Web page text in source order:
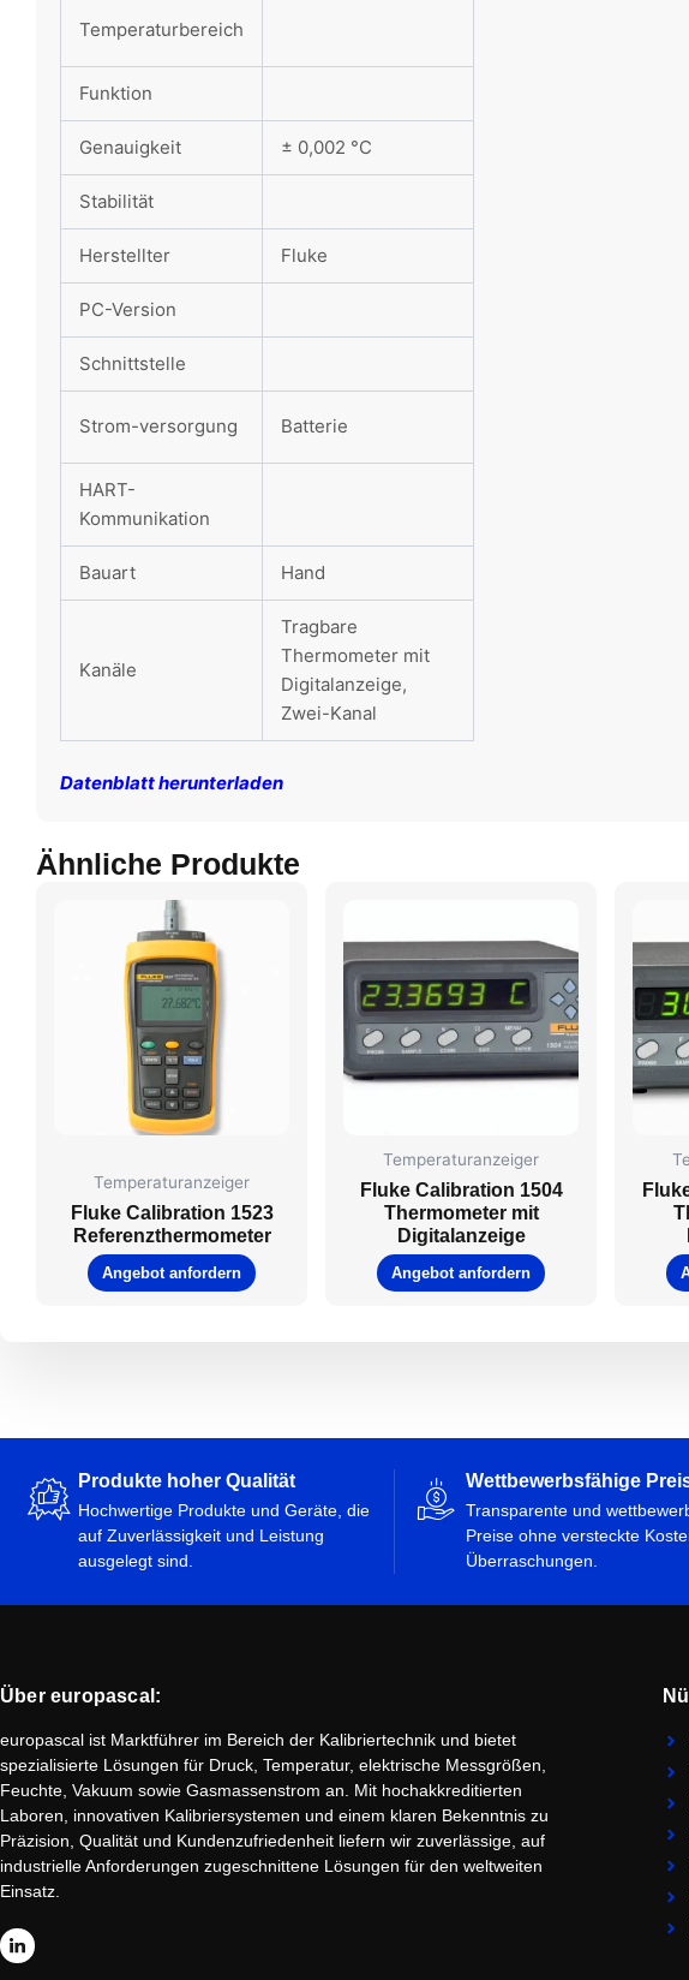
Temperaturbereich
Funktion
Genauigkeit ± 0,002 °C
Stabilität
Herstellter Fluke
PC-Version
Schnittstelle
Strom-versorgung Batterie
HART-
Kommunikation
Bauart Hand
Kanäle
Tragbare
Thermometer mit
Digitalanzeige,
Zwei-Kanal
Datenblatt herunterladen
Ähnliche Produkte
Temperaturanzeiger
Fluke Calibration 1523
Referenzthermometer
Angebot anfordern
Temperaturanzeiger
Fluke Calibration 1504
Thermometer mit
Digitalanzeige
Angebot anfordern
Produkte hoher Qualität
Hochwertige Produkte und Geräte, die
auf Zuverlässigkeit und Leistung
ausgelegt sind.
Wettbewerbsfähige
Transparente und
Preise ohne versteckte
Überraschungen.
Über europascal:
europascal ist Marktführer im Bereich der Kalibriertechnik und bietet
spezialisierte Lösungen für Druck, Temperatur, elektrische Messgrößen,
Feuchte, Vakuum sowie Gasmassenstrom an. Mit hochakkreditierten
Laboren, innovativen Kalibriersystemen und einem klaren Bekenntnis zu
Präzision, Qualität und Kundenzufriedenheit liefern wir zuverlässige, auf
industrielle Anforderungen zugeschnittene Lösungen für den weltweiten
Einsatz.
L
i
n